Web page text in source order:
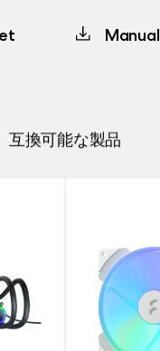
Manual
互換可能な製品